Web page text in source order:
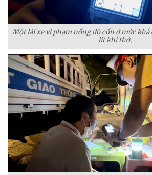
Một lái xe vi phạm nồng độ cồn ở mức
lít khí thở.